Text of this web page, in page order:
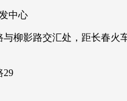
中心
柳影路交汇处，距长春
29